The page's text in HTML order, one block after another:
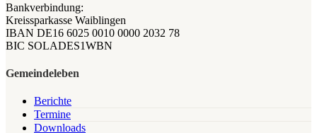
Bankverbindung:
Kreissparkasse Waiblingen
IBAN DE16 6025 0010 0000 2032 78
BIC SOLADES1WBN
Gemeindeleben
Berichte
Termine
Downloads